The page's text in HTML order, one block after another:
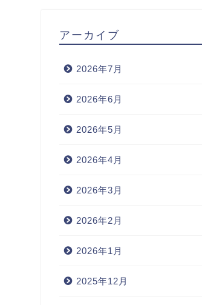
アーカイブ
2026年7月
2026年6月
2026年5月
2026年4月
2026年3月
2026年2月
2026年1月
2025年12月